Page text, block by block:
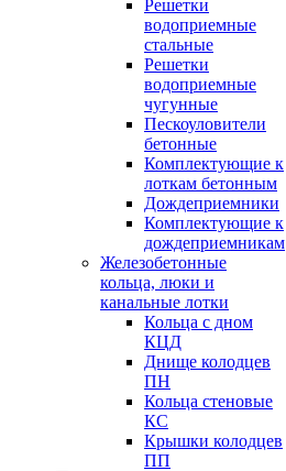
Решетки
водоприемные
стальные
Решетки
водоприемные
чугунные
Пескоуловители
бетонные
Комплектующие к
лоткам бетонным
Дождеприемники
Комплектующие к
дождеприемникам
Железобетонные
кольца, люки и
канальные лотки
Кольца с дном
КЦД
Днище колодцев
ПН
Кольца стеновые
КС
Крышки колодцев
ПП